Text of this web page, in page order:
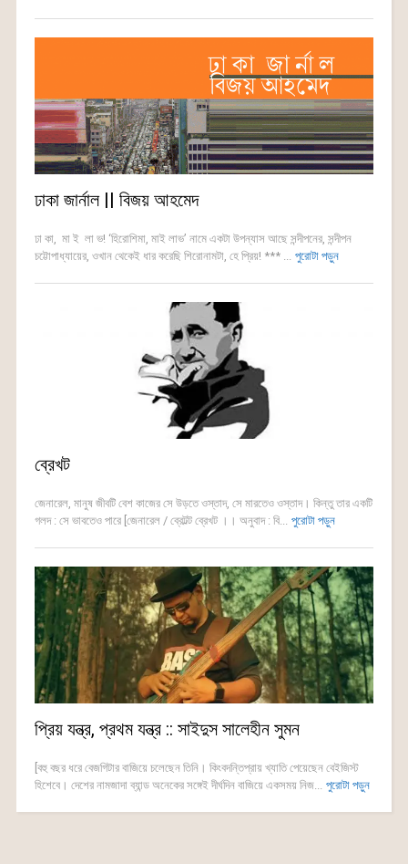
ঢাকা জার্নাল || বিজয় আহমেদ
ঢা কা, মা ই লা ভ! ‘হিরোশিমা, মাই লাভ’ নামে একটা উপন্যাস আছে সন্দীপনের, সন্দীপন
চট্টোপাধ্যায়ের, ওখান থেকেই ধার করেছি শিরোনামটা, হে প্রিয়! *** ... পুরোটা পড়ুন
ব্রেখট
জেনারেল, মানুষ জীবটি বেশ কাজের সে উড়তে ওস্তাদ, সে মারতেও ওস্তাদ। কিন্তু তার একটি
গলদ : সে ভাবতেও পারে [জেনারেল / ব্রেটল্ট ব্রেখট ।। অনুবাদ : বি... পুরোটা পড়ুন
প্রিয় যন্ত্র, প্রথম যন্ত্র :: সাইদুস সালেহীন সুমন
[বহু বছর ধরে বেজগিটার বাজিয়ে চলেছেন তিনি। কিংবদন্তিপ্রায় খ্যাতি পেয়েছেন বেইজিস্ট
হিশেবে। দেশের নামজাদা ব্যান্ড অনেকের সঙ্গেই দীর্ঘদিন বাজিয়ে একসময় নিজ... পুরোটা পড়ুন